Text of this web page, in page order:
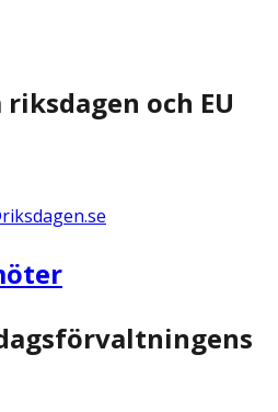
och EU